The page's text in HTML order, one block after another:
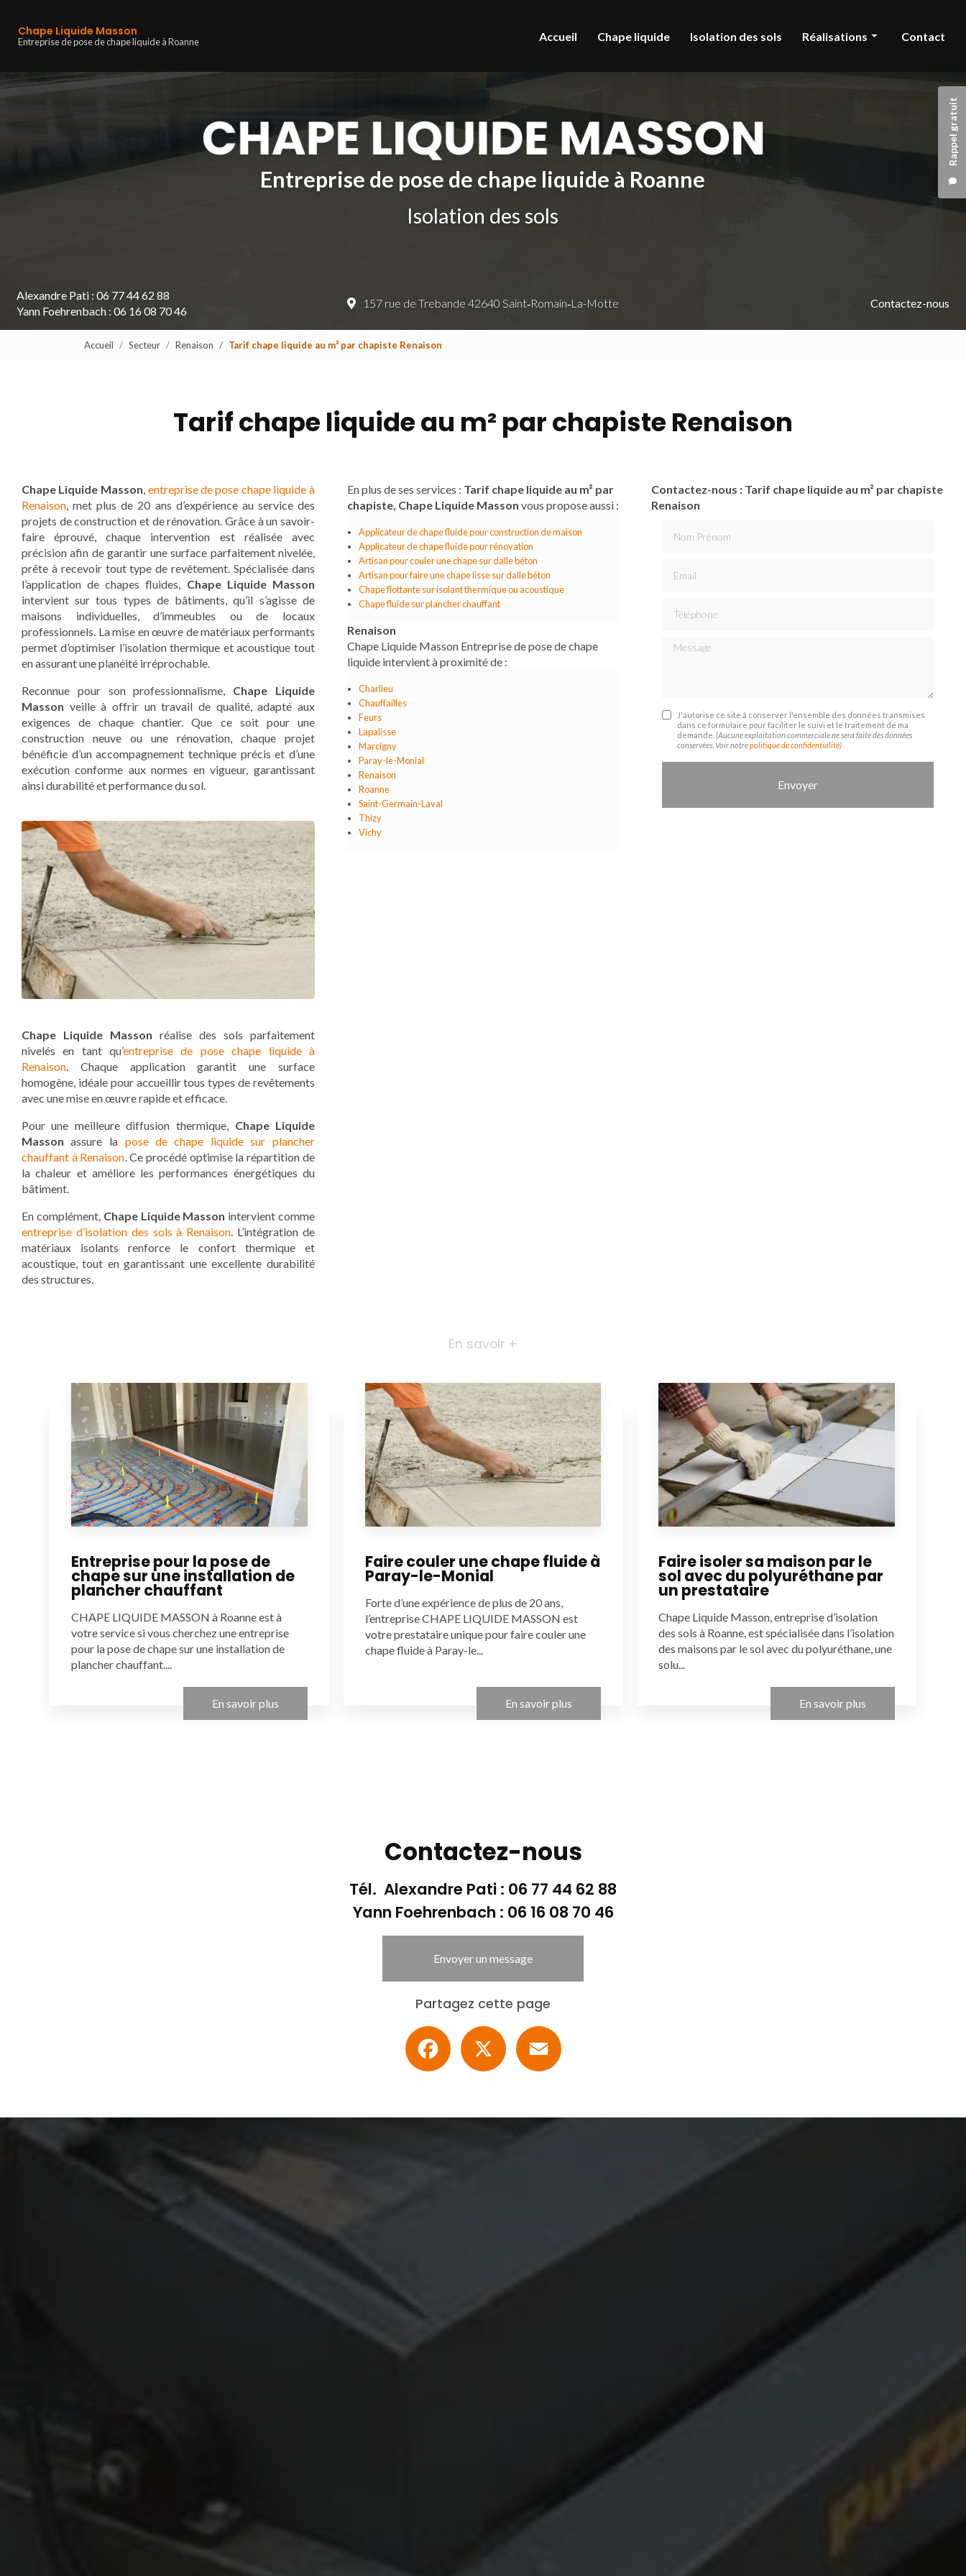
contenu
Chape Liquide Masson
Entreprise de pose de chape liquide à Roanne
Rappel gratuit
Accueil Chape liquide Isolation des sols Réalisations Contact
Entreprise de pose de chape liquide à Roanne
Isolation des sols
Alexandre Pati : 06 77 44 62 88
Yann Foehrenbach : 06 16 08 70 46
157 rue de Trebande 42640 Saint‑Romain‑La-Motte Contactez-nous
Accueil Secteur Renaison Tarif chape liquide au m² par chapiste Renaison
Tarif chape liquide au m² par chapiste Renaison
Chape Liquide Masson, entreprise de pose chape liquide à
Renaison, met plus de 20 ans d’expérience au service des
projets de construction et de rénovation. Grâce à un savoir-
faire éprouvé, chaque intervention est réalisée avec
précision afin de garantir une surface parfaitement nivelée,
prête à recevoir tout type de revêtement. Spécialisée dans
l’application de chapes fluides, Chape Liquide Masson
intervient sur tous types de bâtiments, qu’il s’agisse de
maisons individuelles, d’immeubles ou de locaux
professionnels. La mise en œuvre de matériaux performants
permet d’optimiser l’isolation thermique et acoustique tout
en assurant une planéité irréprochable.
Reconnue pour son professionnalisme, Chape Liquide
Masson veille à offrir un travail de qualité, adapté aux
exigences de chaque chantier. Que ce soit pour une
construction neuve ou une rénovation, chaque projet
bénéficie d’un accompagnement technique précis et d’une
exécution conforme aux normes en vigueur, garantissant
ainsi durabilité et performance du sol.
Chape Liquide Masson réalise des sols parfaitement
nivelés en tant qu’entreprise de pose chape liquide à
Renaison . Chaque application garantit une surface
homogène, idéale pour accueillir tous types de revêtements
avec une mise en œuvre rapide et efficace.
Pour une meilleure diffusion thermique, Chape Liquide
Masson assure la pose de chape liquide sur plancher
chauffant à Renaison . Ce procédé optimise la répartition de
la chaleur et améliore les performances énergétiques du
bâtiment.
En complément, Chape Liquide Masson intervient comme
entreprise d’isolation des sols à Renaison . L’intégration de
matériaux isolants renforce le confort thermique et
acoustique, tout en garantissant une excellente durabilité
des structures.
En plus de ses services : Tarif chape liquide au m² par
chapiste, Chape Liquide Masson vous propose aussi :
Applicateur de chape fluide pour construction de maison
Applicateur de chape fluide pour rénovation
Artisan pour couler une chape sur dalle béton
Artisan pour faire une chape lisse sur dalle béton
Chape flottante sur isolant thermique ou acoustique
Chape fluide sur plancher chauffant
Renaison
Chape Liquide Masson Entreprise de pose de chape
liquide intervient à proximité de :
Charlieu
Chauffailles
Feurs
Lapalisse
Marcigny
Paray-le-Monial
Renaison
Roanne
Saint-Germain-Laval
Thizy
Vichy
Contactez-nous : Tarif chape liquide au m² par chapiste
Renaison
Message
J'autorise ce site à conserver l'ensemble des données transmises
dans ce formulaire pour faciliter le suivi et le traitement de ma
demande. (Aucune exploitation commerciale ne sera faite des données
conservées. Voir notrepolitique de confidentialité)
En savoir +
Entreprise pour la pose de
chape sur une installation de
plancher chauffant
CHAPE LIQUIDE MASSON à Roanne est à
votre service si vous cherchez une entreprise
pour la pose de chape sur une installation de
plancher chauffant....
En savoir plus
Faire couler une chape fluide à
Paray-le-Monial
Forte d’une expérience de plus de 20 ans,
l’entreprise CHAPE LIQUIDE MASSON est
votre prestataire unique pour faire couler une
chape fluide à Paray-le...
En savoir plus
Faire isoler sa maison par le
sol avec du polyuréthane par
un prestataire
Chape Liquide Masson, entreprise d’isolation
des sols à Roanne, est spécialisée dans l’isolation
des maisons par le sol avec du polyuréthane, une
solu...
En savoir plus
Contactez-nous
Tél. Alexandre Pati : 06 77 44 62 88
Yann Foehrenbach : 06 16 08 70 46
Envoyer un message
Partagez cette page
Facebook